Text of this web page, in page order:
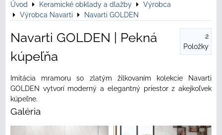
Úvod Keramické obklady a dlažby
Výrobca
Výrobca Navarti
Navarti GOLDEN
Navarti GOLDEN | Pekná
kúpeľňa
2
Položky
Imitácia mramoru so zlatým žilkovaním kolekcie Navarti
GOLDEN vytvorí moderný a elegantný priestor z akejkoľvek
kúpeľne.
Galéria